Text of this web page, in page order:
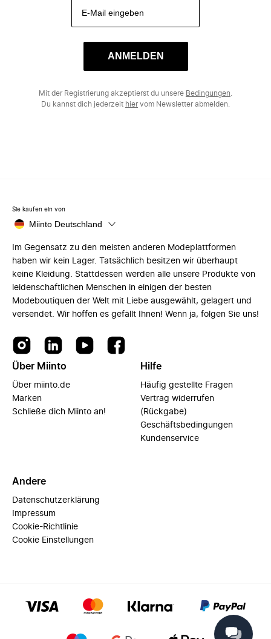
ANMELDEN
Mit der Registrierung akzeptierst du unsere Bedingungen
Du kannst dich jederzeit hiervom Newsletter abmelden.
Sie kaufen ein von
Miinto Deutschland
Im Gegensatz zu den meisten anderen Modeplattformen
haben wir kein Lager. Tatsächlich besitzen wir überhaupt
keine Kleidung. Stattdessen werden alle unsere Produkte von
leidenschaftlichen Menschen in einigen der besten
Modeboutiquen der Welt mit Liebe ausgewählt, gelagert und
versendet. Wir hoffen es gefällt Ihnen! Wenn ja, folgen Sie uns!
Über Miinto
Über miinto.de
Marken
Schließe dich Miinto an!
Hilfe
Häufig gestellte Fragen
Vertrag widerrufen
(Rückgabe)
Geschäftsbedingungen
Kundenservice
Andere
Datenschutzerklärung
Impressum
Cookie-Richtlinie
Cookie Einstellungen